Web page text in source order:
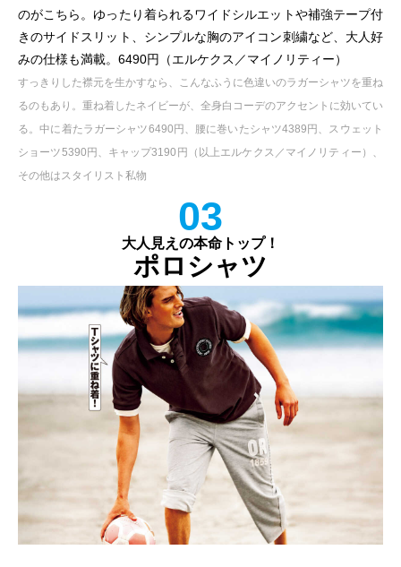
のがこちら。ゆったり着られるワイドシルエットや補強テープ付
きのサイドスリット、シンプルな胸のアイコン刺繍など、大人好
みの仕様も満載。6490円（エルケクス／マイノリティー）
すっきりした襟元を生かすなら、こんなふうに色違いのラガーシャツを重ね
るのもあり。重ね着したネイビーが、全身白コーデのアクセントに効いてい
る。中に着たラガーシャツ6490円、腰に巻いたシャツ4389円、スウェット
ショーツ5390円、キャップ3190円（以上エルケクス／マイノリティー）、
その他はスタイリスト私物
03
大人見えの本命トップ！
ポロシャツ